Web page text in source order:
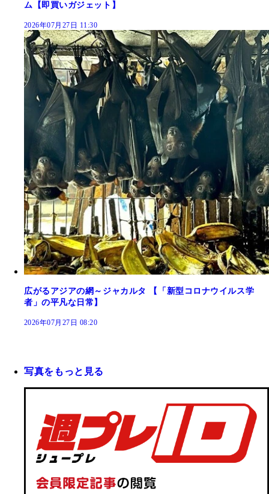
ム【即買いガジェット】
2026年07月27日 11:30
広がるアジアの網～ジャカルタ 【「新型コロナウイルス学
者」の平凡な日常】
2026年07月27日 08:20
写真をもっと見る